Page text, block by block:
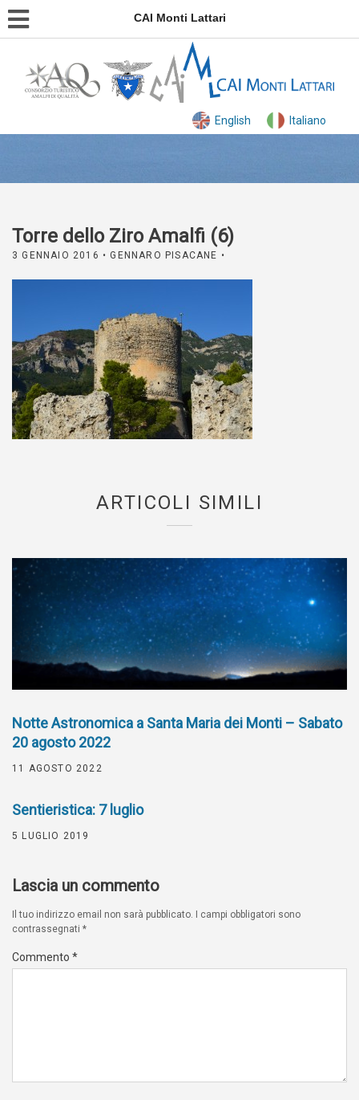
CAI Monti Lattari
English Italiano
Torre dello Ziro Amalfi (6)
3 GENNAIO 2016 • GENNARO PISACANE •
ARTICOLI SIMILI
Notte Astronomica a Santa Maria dei Monti – Sabato
20 agosto 2022
11 AGOSTO 2022
Sentieristica: 7 luglio
5 LUGLIO 2019
Lascia un commento
Il tuo indirizzo email non sarà pubblicato.
I campi obbligatori sono
contrassegnati *
Commento *